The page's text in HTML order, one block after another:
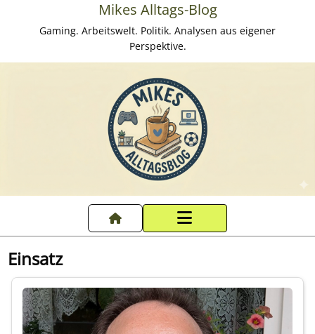
Mikes Alltags-Blog
Gaming. Arbeitswelt. Politik. Analysen aus eigener
Perspektive.
Startseite
Datenschutzerklärung
Impressum
Einsatz